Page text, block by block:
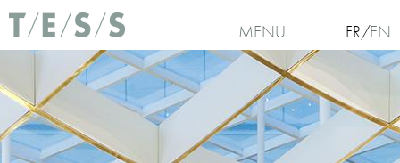
Aller au contenu principal
MENU FR EN